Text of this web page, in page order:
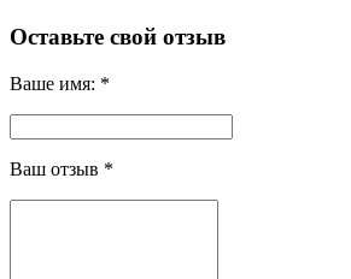
Оставьте свой отзыв
Ваше имя: *
Ваш отзыв *